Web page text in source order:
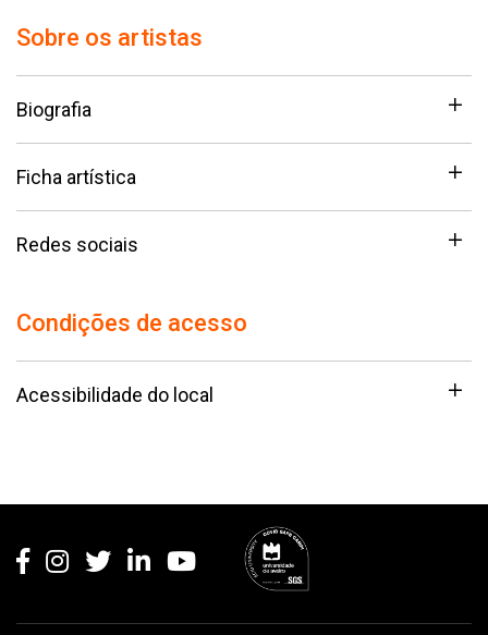
Sobre os artistas
Biografia
Ficha artística
Redes sociais
Condições de acesso
Acessibilidade do local